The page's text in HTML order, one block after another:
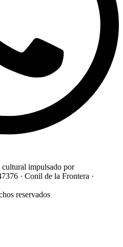
cultural impulsado por
· Conil de la Frontera ·
reservados